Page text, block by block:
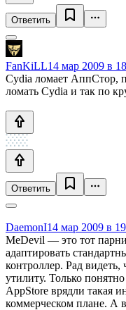
Ответить
FanKiLL14 мар 2009 в
Cydia ломает АппСтор,
ломать Cydia и так по
Ответить
DaemonI14 мар 2009 в
MeDevil — это тот
адаптировать
контроллер. Рад
утилиту. Только
AppStore врядли такая
коммерческом плане. А